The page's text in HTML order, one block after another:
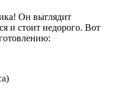
Он выглядит
и стоит недорого. Вот